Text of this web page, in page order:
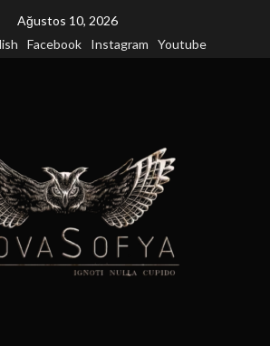
Ağustos 10, 2026
Facebook Instagram Youtube